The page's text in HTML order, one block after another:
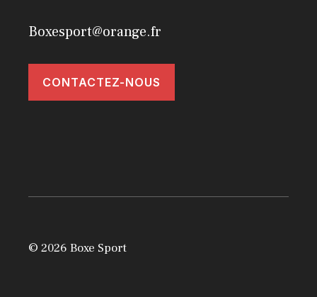
Boxesport@orange.fr
CONTACTEZ-NOUS
© 2026 Boxe Sport